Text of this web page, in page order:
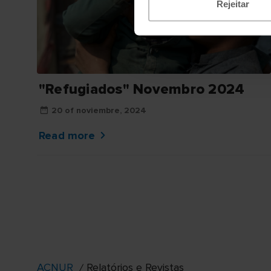
Rejeitar
"Refugiados" Novembro 2024
20 of noviembre, 2024
Read more
ACNUR Relatórios e Revistas